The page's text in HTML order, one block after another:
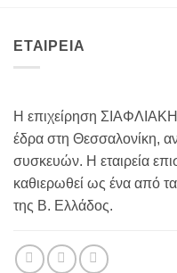
ΕΤΑΙΡΕΙΑ
Η επιχείρηση
έδρα στη Θεσσαλονίκη,
συσκευών. Η εταιρεία
καθιερωθεί ως ένα από
της Β. Ελλάδος.